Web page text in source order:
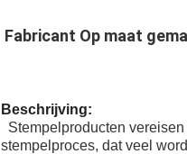
Fabricant Op maat
Beschrijving:
Stempelproducten
stempelproces, dat veel